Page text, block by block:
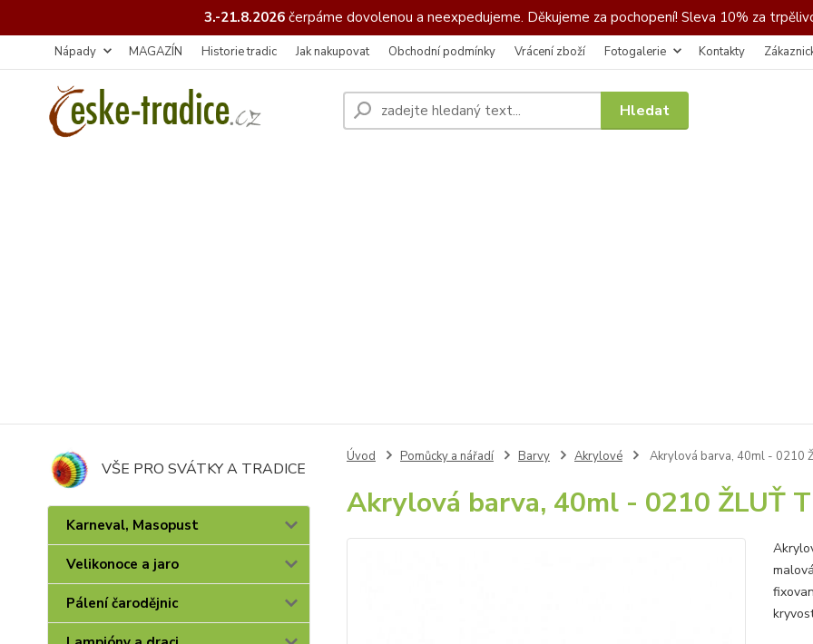
3.-21.8.2026čerpáme dovolenou a neexpedujeme. Děkujeme za pochopení! Sleva 10% za
Nápady MAGAZÍN Historie tradic Jak nakupovat Obchodní podmínky Vrácení zboží Fotogalerie Kontakty
Hledat
VŠE PRO SVÁTKY A TRADICE
Karneval, Masopust
Velikonoce a jaro
Pálení čarodějnic
Úvod Pomůcky a nářadí Barvy Akrylové Akrylová barva, 40ml - 0210
Akrylová barva, 40ml - 0210 ŽLUŤ